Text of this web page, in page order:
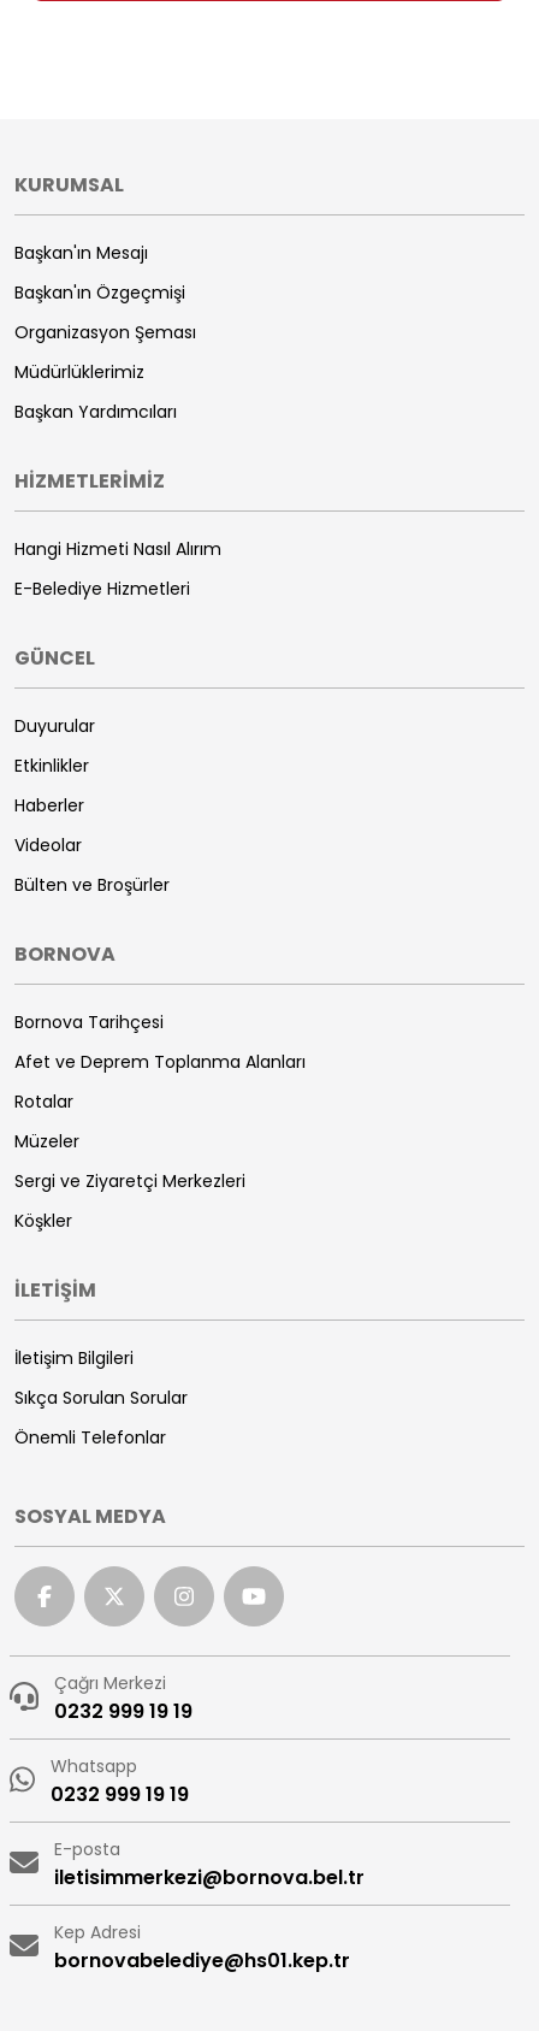
KURUMSAL
Başkan'ın Mesajı
Başkan'ın Özgeçmişi
Organizasyon Şeması
Müdürlüklerimiz
Başkan Yardımcıları
HİZMETLERİMİZ
Hangi Hizmeti Nasıl Alırım
E-Belediye Hizmetleri
GÜNCEL
Duyurular
Etkinlikler
Haberler
Videolar
Bülten ve Broşürler
BORNOVA
Bornova Tarihçesi
Afet ve Deprem Toplanma Alanları
Rotalar
Müzeler
Sergi ve Ziyaretçi Merkezleri
Köşkler
İLETİŞİM
İletişim Bilgileri
Sıkça Sorulan Sorular
Önemli Telefonlar
SOSYAL MEDYA
Çağrı Merkezi
0232 999 19 19
Whatsapp
0232 999 19 19
E-posta
iletisimmerkezi@bornova.bel.tr
Kep Adresi
bornovabelediye@hs01.kep.tr